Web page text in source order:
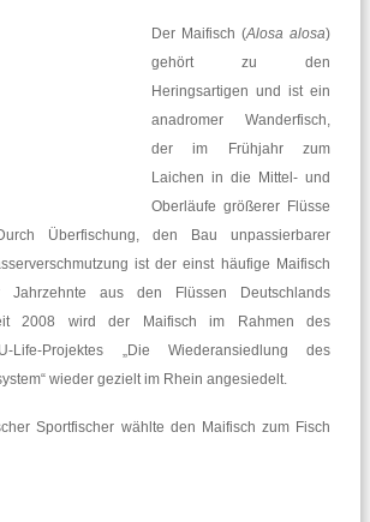
Der Maifisch (Alosa alosa)
gehört zu den
Heringsartigen und ist ein
anadromer Wanderfisch,
der im Frühjahr zum
Laichen in die Mittel- und
Oberläufe größerer Flüsse
Überfischung, den Bau unpassierbarer
ist der einst häufige Maifisch
Jahrzehnte aus den Flüssen Deutschlands
2008 wird der Maifisch im Rahmen des
Life-Projektes „Die Wiederansiedlung des
wieder gezielt im Rhein angesiedelt.
Sportfischer wählte den Maifisch zum Fisch